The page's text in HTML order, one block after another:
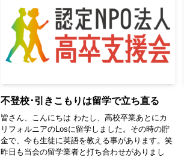
不登校･引きこもりは留学で立ち直る
皆さん、こんにちは わたし、高校卒業あとにカ
リフォルニアのLosに留学しました。その時の貯
金で、今も生徒に英語を教える事があります。笑
昨日も当会の留学業者と打ち合わせがありまし